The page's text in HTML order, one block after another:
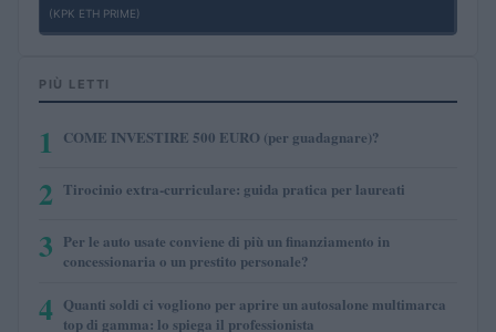
(KPK ETH PRIME)
PIÙ LETTI
1 COME INVESTIRE 500 EURO (per guadagnare)?
2 Tirocinio extra-curriculare: guida pratica per laureati
3 Per le auto usate conviene di più un finanziamento in
concessionaria o un prestito personale?
4 Quanti soldi ci vogliono per aprire un autosalone multimarca
top di gamma: lo spiega il professionista